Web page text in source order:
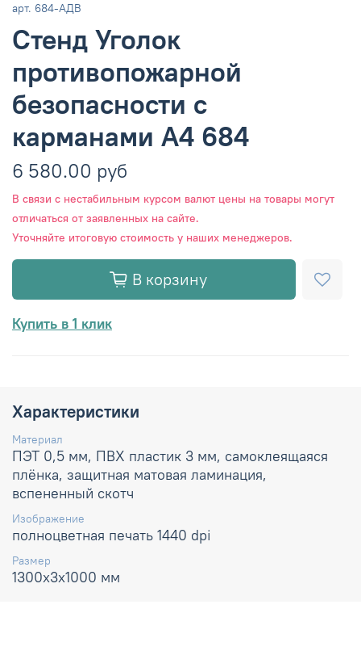
арт. 684-АДВ
Стенд Уголок
противопожарной
безопасности с
карманами А4 684
6 580.00 руб
В связи с нестабильным курсом валют цены на товары могут
отличаться от заявленных на сайте.
Уточняйте итоговую стоимость у наших менеджеров.
В корзину
Купить в 1 клик
Характеристики
Материал
ПЭТ 0,5 мм, ПВХ пластик 3 мм, самоклеящаяся
плёнка, защитная матовая ламинация,
вспененный скотч
Изображение
полноцветная печать 1440 dpi
Размер
1300х3х1000 мм